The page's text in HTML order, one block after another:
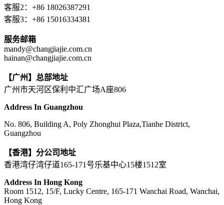
客服2：+86 18026387291
客服3：+86 15016334381
服务邮箱
mandy@changjiajie.com.cn
hainan@changjiajie.com.cn
【广州】总部地址
广州市天河区保利中汇广场A座806
Address In Guangzhou
No. 806, Building A, Poly Zhonghui Plaza,Tianhe District,
Guangzhou
【香港】分公司地址
香港湾仔湾仔道165-171号乐基中心15楼1512室
Address In Hong Kong
Room 1512, 15/F, Lucky Centre, 165-171 Wanchai Road, Wanchai,
Hong Kong